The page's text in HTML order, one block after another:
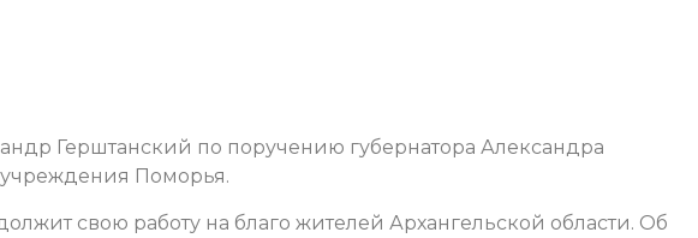
Герштанский по поручению губернатора Александра
Поморья.
свою работу на благо жителей Архангельской области. Об